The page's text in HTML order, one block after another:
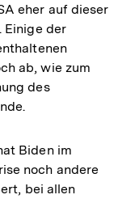
eher auf dieser
Einige der
ab, wie zum
des
Biden im
noch andere
bei allen